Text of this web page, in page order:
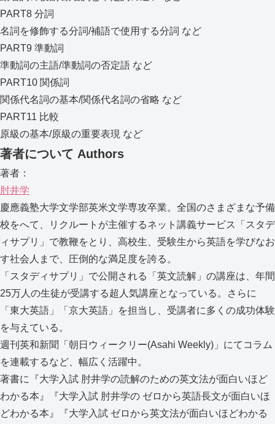
PART8 分詞
名詞を修飾する分詞/補語で使用する分詞 など
PART9 準動詞
準動詞の主語/準動詞の否定語 など
PART10 関係詞
関係代名詞の基本/関係代名詞の省略 など
PART11 比較
原級の基本/原級の重要表現 など
著者について Authors
著者：
肘井学
慶應義塾大学文学部英米文学専攻卒業。全国のさまざまな予備
校をへて、リクルートが主催するネット講義サービス「スタデ
ィサプリ」で教鞭をとり、高校生、受験生から英語を学びなお
す社会人まで、圧倒的な満足度を誇る。
「スタディサプリ」で公開される「英文読解」の講座は、年間
25万人の生徒が受講する超人気講座となっている。さらに
「東大英語」「京大英語」を担当し、受講者に多くの成功体験
を与えている。
週刊英和新聞「朝日ウィークリー(Asahi Weekly)」にてコラム
を連載するなど、幅広く活躍中。
著書に『大学入試 肘井学の読解のための英文法が面白いほど
わかる本』『大学入試 肘井学の ゼロから英語長文が面白いほ
どわかる本』『大学入試 ゼロから英文法が面白いほどわかる